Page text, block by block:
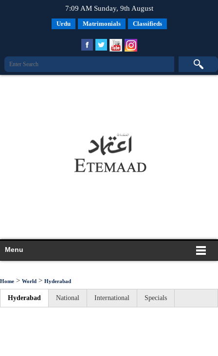
7:09 AM Sunday, 9th August
Urdu Matrimonials Classifieds
Menu
Home > World > Hyderabad
Hyderabad National International Specials